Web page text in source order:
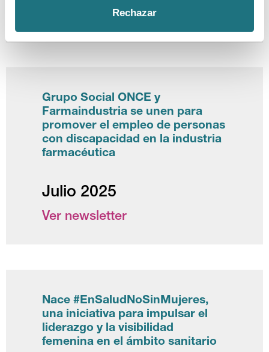
Rechazar
Ver newsletter
Grupo Social ONCE y
Farmaindustria se unen para
promover el empleo de personas
con discapacidad en la industria
farmacéutica
Julio 2025
Ver newsletter
Nace #EnSaludNoSinMujeres,
una iniciativa para impulsar el
liderazgo y la visibilidad
femenina en el ámbito sanitario